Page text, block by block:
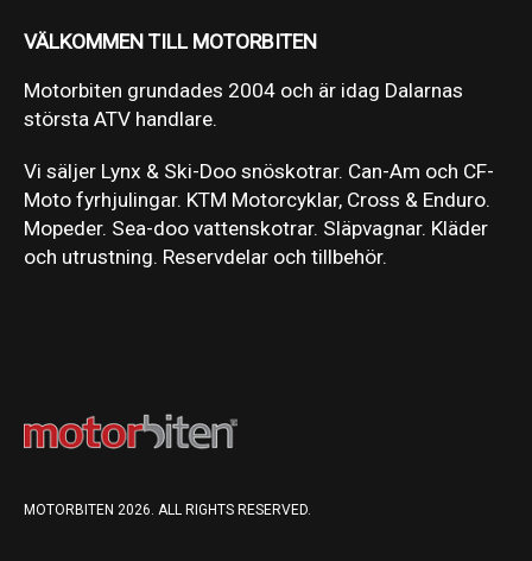
VÄLKOMMEN TILL MOTORBITEN
Motorbiten grundades 2004 och är idag Dalarnas
största ATV handlare.
Vi säljer Lynx & Ski-Doo snöskotrar. Can-Am och CF-
Moto fyrhjulingar. KTM Motorcyklar, Cross & Enduro.
Mopeder. Sea-doo vattenskotrar. Släpvagnar. Kläder
och utrustning. Reservdelar och tillbehör.
MOTORBITEN 2026. ALL RIGHTS RESERVED.